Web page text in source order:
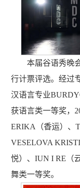
本届谷语秀晚
行计票评选。经过
汉语言专业
获语言类一等奖，
ERIKA（香运）、
VESELOVA
悦）、IUN I RE（
舞类一等奖。